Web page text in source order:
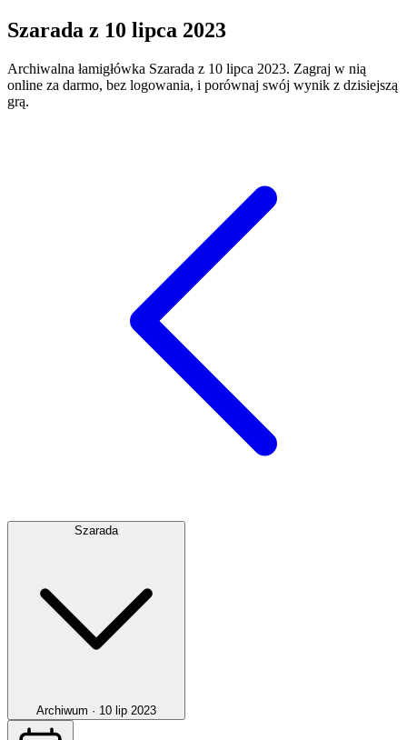
Szarada z 10 lipca 2023
Archiwalna łamigłówka Szarada z 10 lipca 2023. Zagraj w nią
online za darmo, bez logowania, i porównaj swój wynik z dzisiejszą
grą.
Szarada
Archiwum · 10 lip 2023